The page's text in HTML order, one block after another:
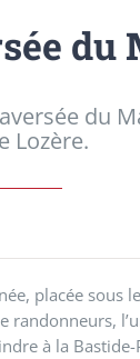
du
du
Lozère.
placée sous
randonneurs,
à la